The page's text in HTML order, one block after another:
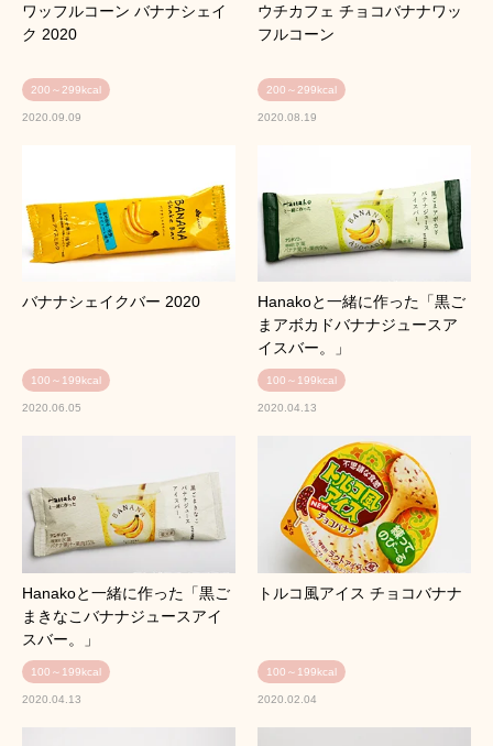
ワッフルコーン バナナシェイ
ク 2020
200～299kcal
2020.09.09
ウチカフェ チョコバナナワッ
フルコーン
200～299kcal
2020.08.19
バナナシェイクバー 2020
100～199kcal
2020.06.05
Hanakoと一緒に作った「黒ご
まアボカドバナナジュースア
イスバー。」
100～199kcal
2020.04.13
Hanakoと一緒に作った「黒ご
まきなこバナナジュースアイ
スバー。」
100～199kcal
2020.04.13
トルコ風アイス チョコバナナ
100～199kcal
2020.02.04